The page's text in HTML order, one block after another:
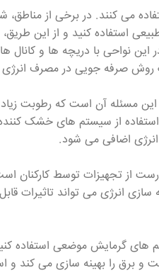
می کنند. در برخی از مناطق،
استفاده کنید و از این
نواحی با دریچه ها و کانال
روش صرفه جویی در مصرف
مسئله آن است که رطوبت
از سیستم های خشک
اضافی می شود.
از تجهیزات توسط کارکنان
انرژی می تواند تاثیرات
گرمایش موضعی استفاده کنید
و برق را بهینه سازی می کند و